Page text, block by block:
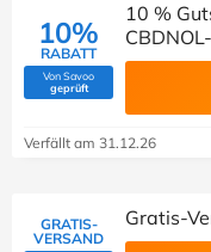
10%
RABATT
Von Savoo
geprüft(Von Savoo geprüft)
10 %
Verfällt am 31.12.26
GRATIS-
VERSAND
Gratis-